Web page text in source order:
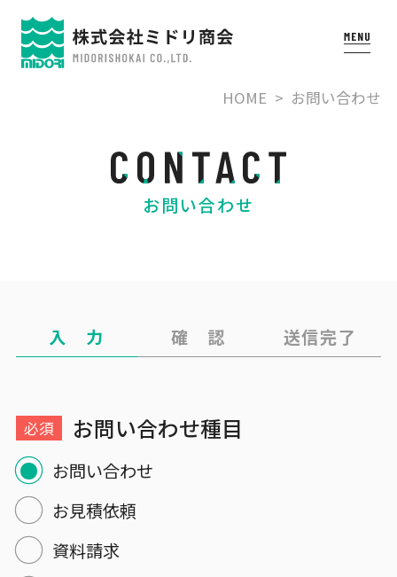
HOME お問い合わせ
お問い合わせ
入 力 確 認 送信完了
必須 お問い合わせ種目
お問い合わせ
お見積依頼
資料請求